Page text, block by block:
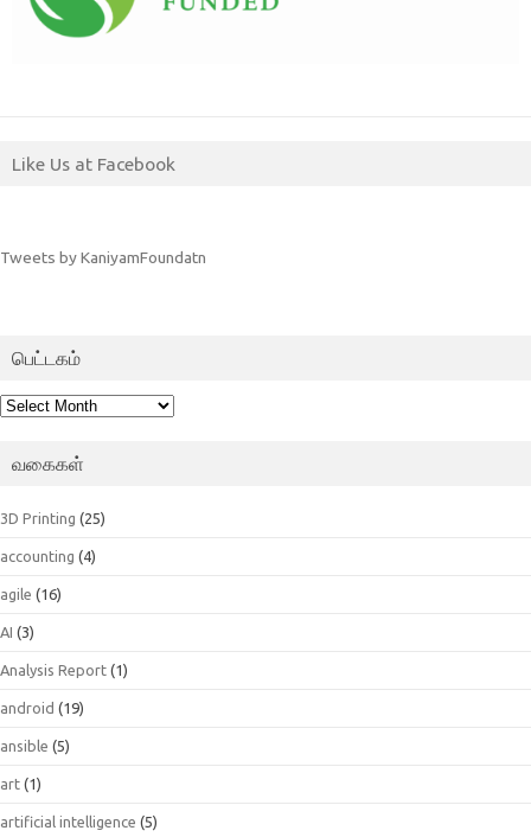
Like Us at Facebook
Tweets by KaniyamFoundatn
பெட்டகம்
பெட்டகம்
வகைகள்
3D Printing (25)
accounting (4)
agile (16)
AI (3)
Analysis Report (1)
android (19)
ansible (5)
art (1)
artificial intelligence (5)